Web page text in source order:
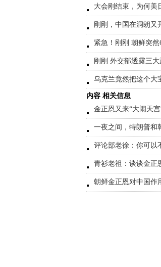
大会刚结束，为何美
刚刚，中国在洞朗又
紧急！刚刚 朝鲜突
刚刚 外交部透露三
乌克兰竟然把这个大
内容 相关信息
金正恩又来“大闹天
一夜之间，特朗普和
评论部老徐：你可以
青衫老祖：谈谈金正
朝鲜金正恩对中国作